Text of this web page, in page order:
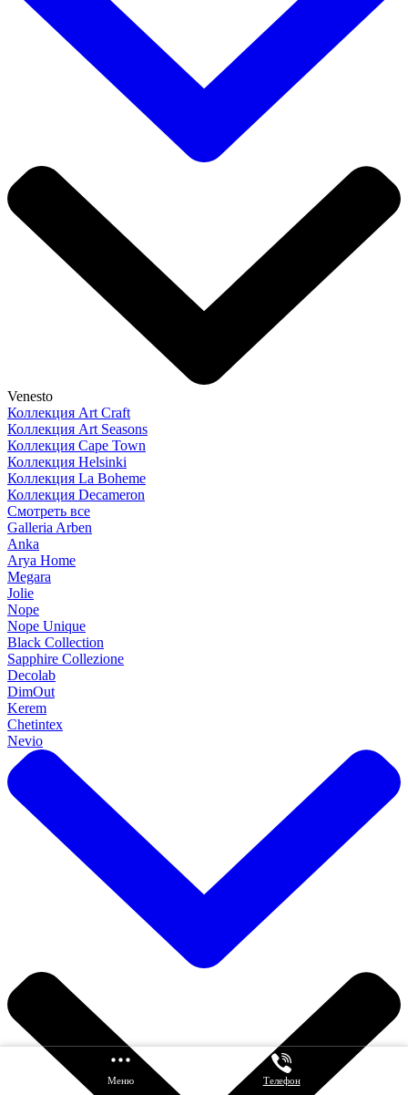
Venesto
Коллекция Art Craft
Коллекция Art Seasons
Коллекция Cape Town
Коллекция Helsinki
Коллекция La Boheme
Коллекция Decameron
Смотреть все
Galleria Arben
Anka
Arya Home
Megara
Jolie
Nope
Nope Unique
Black Collection
Sapphire Collezione
Decolab
DimOut
Kerem
Chetintex
Nevio
Меню Телефон